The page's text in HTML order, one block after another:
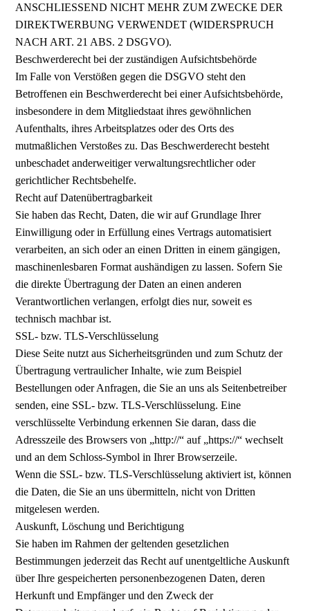
ANSCHLIESSEND NICHT MEHR ZUM ZWECKE DER
DIREKTWERBUNG VERWENDET (WIDERSPRUCH
NACH ART. 21 ABS. 2 DSGVO).
Beschwerderecht bei der zuständigen Aufsichtsbehörde
Im Falle von Verstößen gegen die DSGVO steht den
Betroffenen ein Beschwerderecht bei einer Aufsichtsbehörde,
insbesondere in dem Mitgliedstaat ihres gewöhnlichen
Aufenthalts, ihres Arbeitsplatzes oder des Orts des
mutmaßlichen Verstoßes zu. Das Beschwerderecht besteht
unbeschadet anderweitiger verwaltungsrechtlicher oder
gerichtlicher Rechtsbehelfe.
Recht auf Datenübertragbarkeit
Sie haben das Recht, Daten, die wir auf Grundlage Ihrer
Einwilligung oder in Erfüllung eines Vertrags automatisiert
verarbeiten, an sich oder an einen Dritten in einem gängigen,
maschinenlesbaren Format aushändigen zu lassen. Sofern Sie
die direkte Übertragung der Daten an einen anderen
Verantwortlichen verlangen, erfolgt dies nur, soweit es
technisch machbar ist.
SSL- bzw. TLS-Verschlüsselung
Diese Seite nutzt aus Sicherheitsgründen und zum Schutz der
Übertragung vertraulicher Inhalte, wie zum Beispiel
Bestellungen oder Anfragen, die Sie an uns als Seitenbetreiber
senden, eine SSL- bzw. TLS-Verschlüsselung. Eine
verschlüsselte Verbindung erkennen Sie daran, dass die
Adresszeile des Browsers von „http://“ auf „https://“ wechselt
und an dem Schloss-Symbol in Ihrer Browserzeile.
Wenn die SSL- bzw. TLS-Verschlüsselung aktiviert ist, können
die Daten, die Sie an uns übermitteln, nicht von Dritten
mitgelesen werden.
Auskunft, Löschung und Berichtigung
Sie haben im Rahmen der geltenden gesetzlichen
Bestimmungen jederzeit das Recht auf unentgeltliche Auskunft
über Ihre gespeicherten personenbezogenen Daten, deren
Herkunft und Empfänger und den Zweck der